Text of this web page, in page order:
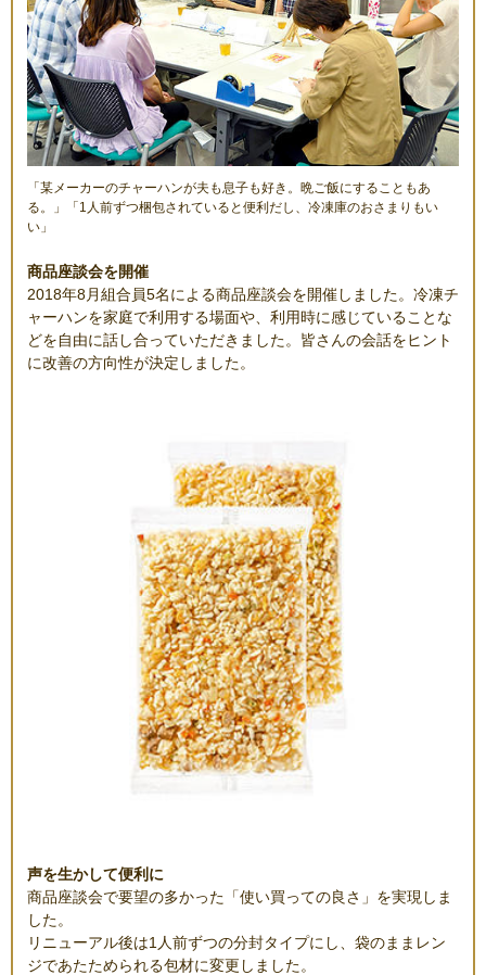
「某メーカーのチャーハンが夫も息子も好き。晩ご飯にすることもあ
る。」「1人前ずつ梱包されていると便利だし、冷凍庫のおさまりもい
い」
商品座談会を開催
2018年8月組合員5名による商品座談会を開催しました。冷凍チ
ャーハンを家庭で利用する場面や、利用時に感じていることな
どを自由に話し合っていただきました。皆さんの会話をヒント
に改善の方向性が決定しました。
声を生かして便利に
商品座談会で要望の多かった「使い買っての良さ」を実現しま
した。
リニューアル後は1人前ずつの分封タイプにし、袋のままレン
ジであたためられる包材に変更しました。